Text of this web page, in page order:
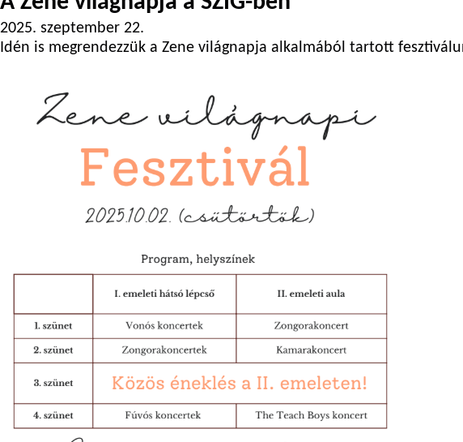
2025. szeptember 22.
Idén is megrendezzük a Zene világnapja alkalmából tartott